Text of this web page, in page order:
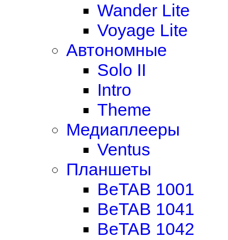
Wander Lite
Voyage Lite
Автономные
Solo II
Intro
Theme
Медиаплееры
Ventus
Планшеты
BeTAB 1001
BeTAB 1041
BeTAB 1042